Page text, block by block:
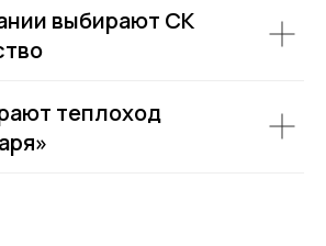
выбирают СК
теплоход